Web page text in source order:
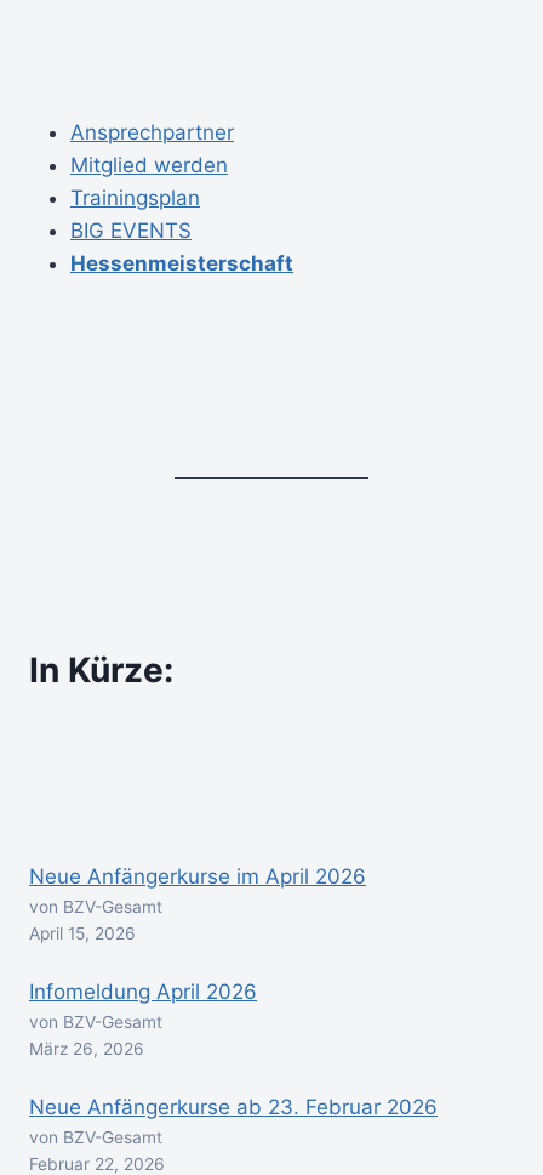
Ansprechpartner
Mitglied werden
Trainingsplan
BIG EVENTS
Hessenmeisterschaft
In Kürze:
Neue Anfängerkurse im April 2026
von BZV-Gesamt
April 15, 2026
Infomeldung April 2026
von BZV-Gesamt
März 26, 2026
Neue Anfängerkurse ab 23. Februar 2026
von BZV-Gesamt
Februar 22, 2026